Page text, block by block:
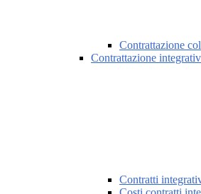
Contrattazione
Contrattazione
Contratti